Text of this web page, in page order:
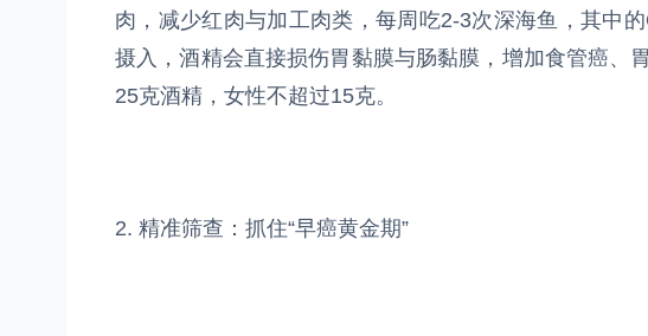
肉，减少红肉与加工肉类，每周吃2-3次深海鱼，其中
摄入，酒精会直接损伤胃黏膜与肠黏膜，增加食管癌、
25克酒精，女性不超过15克。
2. 精准筛查：抓住“早癌黄金期”